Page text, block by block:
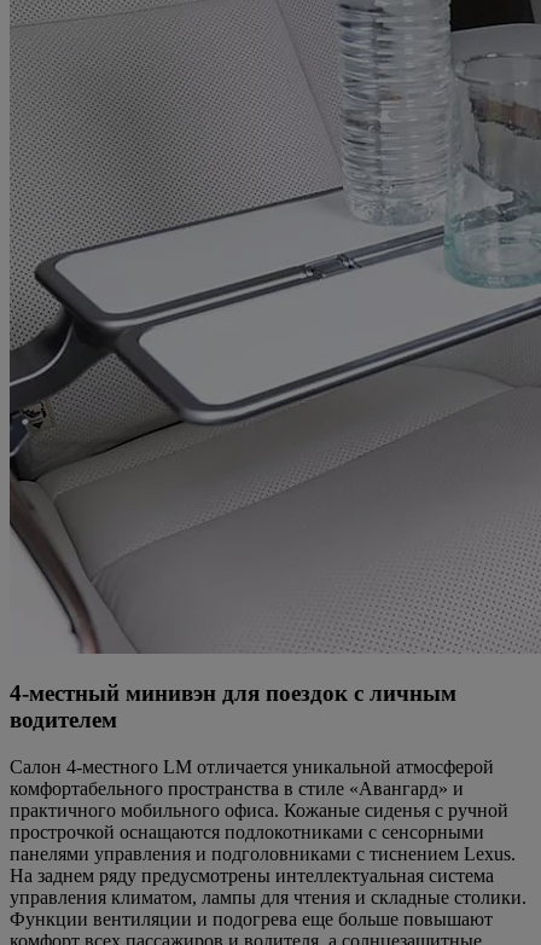
4-местный минивэн для поездок с личным
водителем
Салон 4-местного LM отличается уникальной атмосферой
комфортабельного пространства в стиле «Авангард» и
практичного мобильного офиса. Кожаные сиденья с ручной
прострочкой оснащаются подлокотниками с сенсорными
панелями управления и подголовниками с тиснением Lexus.
На заднем ряду предусмотрены интеллектуальная система
управления климатом, лампы для чтения и складные столики.
Функции вентиляции и подогрева еще больше повышают